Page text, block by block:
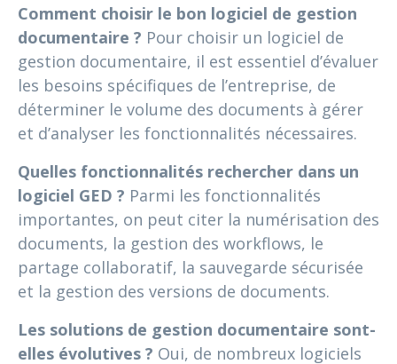
Comment choisir le bon logiciel de gestion
documentaire ? Pour choisir un logiciel de
gestion documentaire, il est essentiel d’évaluer
les besoins spécifiques de l’entreprise, de
déterminer le volume des documents à gérer
et d’analyser les fonctionnalités nécessaires.
Quelles fonctionnalités rechercher dans un
logiciel GED ? Parmi les fonctionnalités
importantes, on peut citer la numérisation des
documents, la gestion des workflows, le
partage collaboratif, la sauvegarde sécurisée
et la gestion des versions de documents.
Les solutions de gestion documentaire sont-
elles évolutives ? Oui, de nombreux logiciels